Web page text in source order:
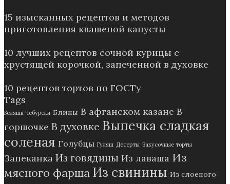
15 изысканных рецептов и методов
приготовления квашеной капусты
10 лучших рецептов сочной курицы с
хрустящей корочкой, запеченной в духовке
10 рецептов тортов по ГОСТу
Tags
Беляши Чебуреки Блины В афганском казане В
горшочке В духовке Выпечка сладкая
соленая Голубцы Гуляш Десерты Закусочные торты
Запеканка Из говядины Из лаваша Из
мясного фарша Из свинины Из слоеного